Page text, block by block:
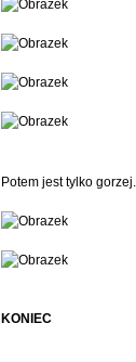
Potem jest tylko
KONIEC